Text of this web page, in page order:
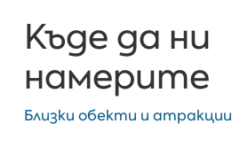
Къде да ни
намерите
Близки обекти и атракции